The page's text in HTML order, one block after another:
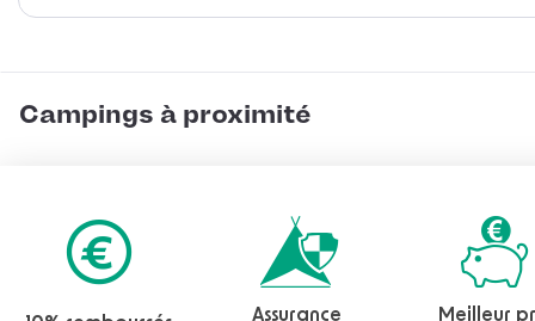
Campings à proximité
Assurance
Meilleur